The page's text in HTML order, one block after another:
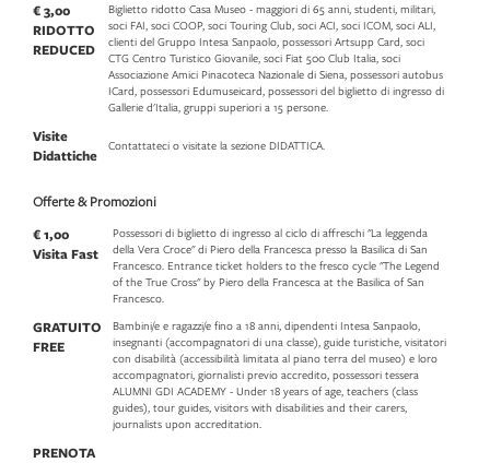
€ 3,00
RIDOTTO
REDUCED
Biglietto ridotto Casa Museo - maggiori di 65 anni, studenti, militari,
soci FAI, soci COOP, soci Touring Club, soci ACI, soci ICOM, soci ALI,
clienti del Gruppo Intesa Sanpaolo, possessori Artsupp Card, soci
CTG Centro Turistico Giovanile, soci Fiat 500 Club Italia, soci
Associazione Amici Pinacoteca Nazionale di Siena, possessori autobus
ICard, possessori Edumuseicard, possessori del biglietto di ingresso di
Gallerie d'Italia, gruppi superiori a 15 persone.
Visite
Didattiche
Contattateci o visitate la sezione DIDATTICA.
Offerte & Promozioni
€ 1,00
Visita Fast
Possessori di biglietto di ingresso al ciclo di affreschi "La leggenda
della Vera Croce" di Piero della Francesca presso la Basilica di San
Francesco. Entrance ticket holders to the fresco cycle "The Legend
of the True Cross" by Piero della Francesca at the Basilica of San
Francesco.
GRATUITO
FREE
Bambini/e e ragazzi/e fino a 18 anni, dipendenti Intesa Sanpaolo,
insegnanti (accompagnatori di una classe), guide turistiche, visitatori
con disabilità (accessibilità limitata al piano terra del museo) e loro
accompagnatori, giornalisti previo accredito, possessori tessera
ALUMNI GDI ACADEMY - Under 18 years of age, teachers (class
guides), tour guides, visitors with disabilities and their carers,
journalists upon accreditation.
PRENOTA